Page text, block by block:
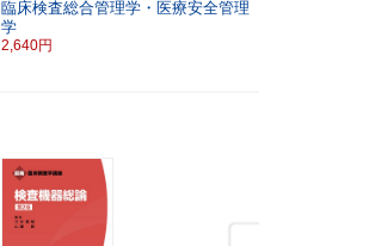
臨床検査総合管理学・医療安全管理
学
2,640円